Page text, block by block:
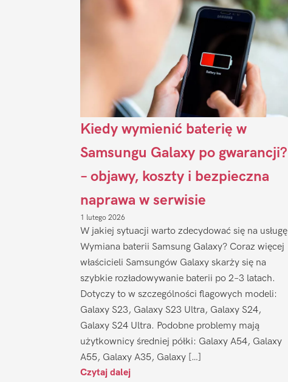
Kiedy wymienić baterię w
Samsungu Galaxy po gwarancji?
– objawy, koszty i bezpieczna
naprawa w serwisie
1 lutego 2026
W jakiej sytuacji warto zdecydować się na usługę
Wymiana baterii Samsung Galaxy? Coraz więcej
właścicieli Samsungów Galaxy skarży się na
szybkie rozładowywanie baterii po 2–3 latach.
Dotyczy to w szczególności flagowych modeli:
Galaxy S23, Galaxy S23 Ultra, Galaxy S24,
Galaxy S24 Ultra. Podobne problemy mają
użytkownicy średniej półki: Galaxy A54, Galaxy
A55, Galaxy A35, Galaxy […]
Czytaj dalej